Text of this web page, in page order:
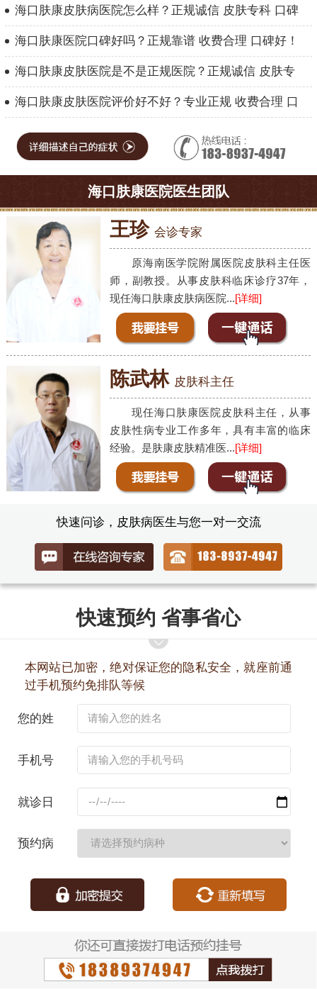
海口肤康皮肤病医院怎么样？正规诚信 皮肤专科 口碑
海口肤康医院口碑好吗？正规靠谱 收费合理 口碑好！
海口肤康皮肤医院是不是正规医院？正规诚信 皮肤专
海口肤康皮肤医院评价好不好？专业正规 收费合理 口
海口肤康医院医生团队
王珍 会诊专家
原海南医学院附属医院皮肤科主任医
师，副教授。从事皮肤科临床诊疗37年，
现任海口肤康皮肤病医院...[详细]
陈武林 皮肤科主任
现任海口肤康医院皮肤科主任，从事
皮肤性病专业工作多年，具有丰富的临床
经验。是肤康皮肤精准医...[详细]
快速问诊，皮肤病医生与您一对一交流
快速预约 省事省心
本网站已加密，绝对保证您的隐私安全，就座前通
过手机预约免排队等候
您的姓
手机号
就诊日
预约病